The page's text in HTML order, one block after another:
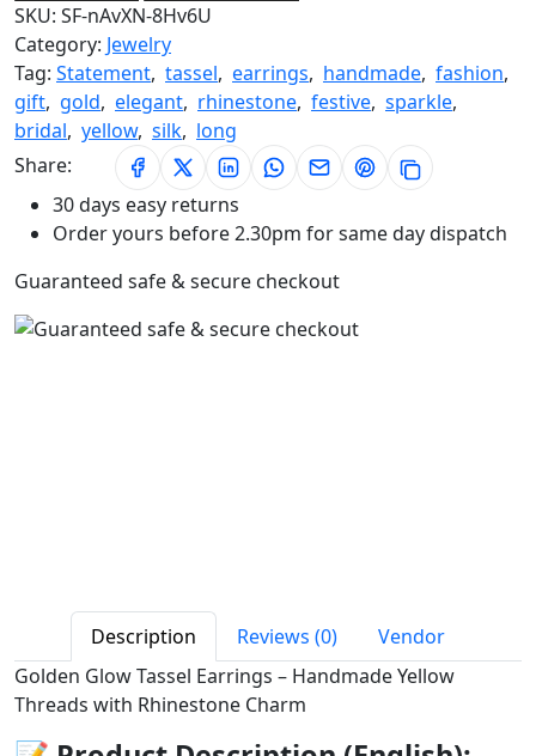
SKU: SF-nAvXN-8Hv6U
Category: Jewelry
Tag: Statement, tassel, earrings, handmade, fashion,
gift, gold, elegant, rhinestone, festive, sparkle,
bridal, yellow, silk, long
Share:
30 days easy returns
Order yours before 2.30pm for same day dispatch
Guaranteed safe & secure checkout
Description Reviews (0)
Vendor
Golden Glow Tassel Earrings – Handmade Yellow
Threads with Rhinestone Charm